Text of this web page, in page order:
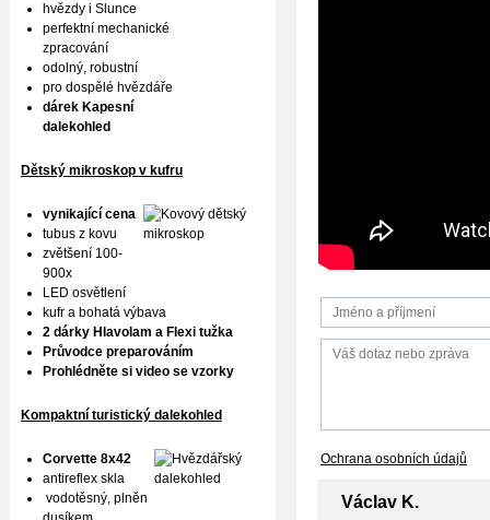
Ochrana osobních údajů
Václav K.
hvězdy i Slunce
perfektní mechanické
zpracování
odolný, robustní
pro dospělé hvězdáře
dárek Kapesní
dalekohled
Dětský mikroskop v kufru
vynikající cena
tubus z kovu
zvětšení 100-
900x
LED osvětlení
kufr a bohatá výbava
2 dárky Hlavolam a Flexi tužka
Průvodce preparováním
Prohlédněte si video se vzorky
Kompaktní turistický dalekohled
Corvette 8x42
antireflex skla
vodotěsný, plněn